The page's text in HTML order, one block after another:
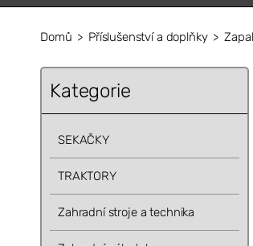
Domů Příslušenství a doplňky
Kategorie
SEKAČKY
TRAKTORY
Zahradní stroje a technika